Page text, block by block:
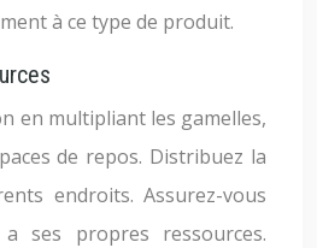
à ce type de produit.
en multipliant les gamelles,
de repos. Distribuez la
endroits. Assurez-vous
ses propres ressources.